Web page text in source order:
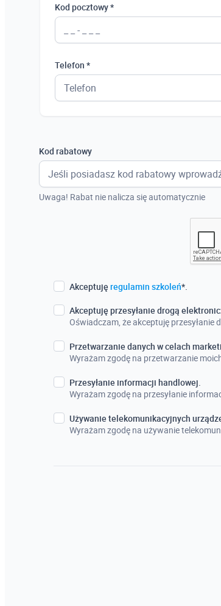
Kod pocztowy *
Telefon *
Kod rabatowy
Uwaga! Rabat nie nalicza się automatycznie
Akceptuję regulamin szkoleń*.
Akceptuję przesyłanie drogą
Oświadczam, że akceptuję
Przetwarzanie danych w celach
Wyrażam zgodę na przetwarzanie
Przesyłanie informacji handlowej.
Wyrażam zgodę na przesyłanie
Używanie telekomunikacyjnych
Wyrażam zgodę na używanie